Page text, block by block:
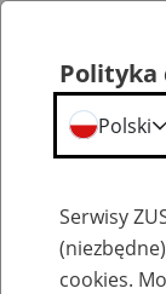
Szkolenia
Polityka
Polski
Serwisy
cookies.